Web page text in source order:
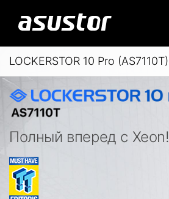
LOCKERSTOR 10 Pro (AS7110T)
Полный вперед с Xeon!